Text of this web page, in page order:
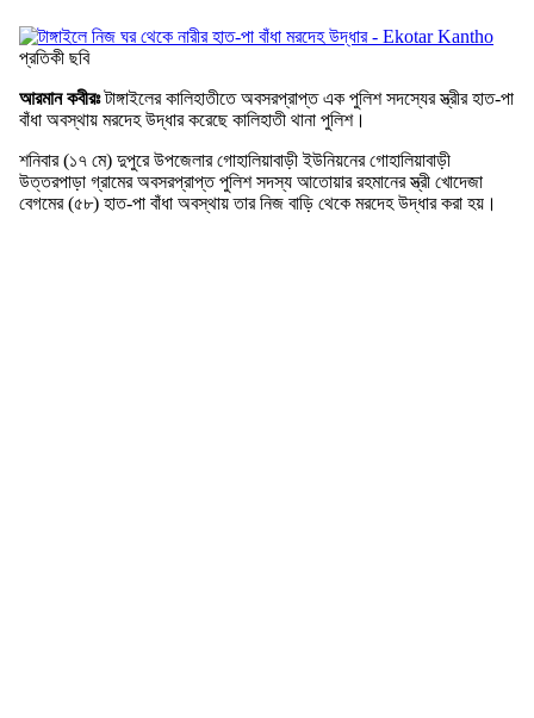
প্রতিকী ছবি
আরমান কবীরঃটাঙ্গাইলের কালিহাতীতে অবসরপ্রাপ্ত এক পুলিশ সদস্যের স্ত্রীর হাত-পা
বাঁধা অবস্থায় মরদেহ উদ্ধার করেছে কালিহাতী থানা পুলিশ।
শনিবার (১৭ মে) দুপুরে উপজেলার গোহালিয়াবাড়ী ইউনিয়নের গোহালিয়াবাড়ী
উত্তরপাড়া গ্রামের অবসরপ্রাপ্ত পুলিশ সদস্য আতোয়ার রহমানের স্ত্রী খোদেজা
বেগমের (৫৮) হাত-পা বাঁধা অবস্থায় তার নিজ বাড়ি থেকে মরদেহ উদ্ধার করা হয়।